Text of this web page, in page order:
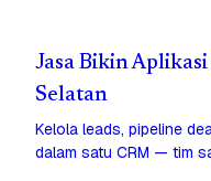
Jasa Bikin
Selatan
Kelola leads, pipeline
dalam satu CRM — tim